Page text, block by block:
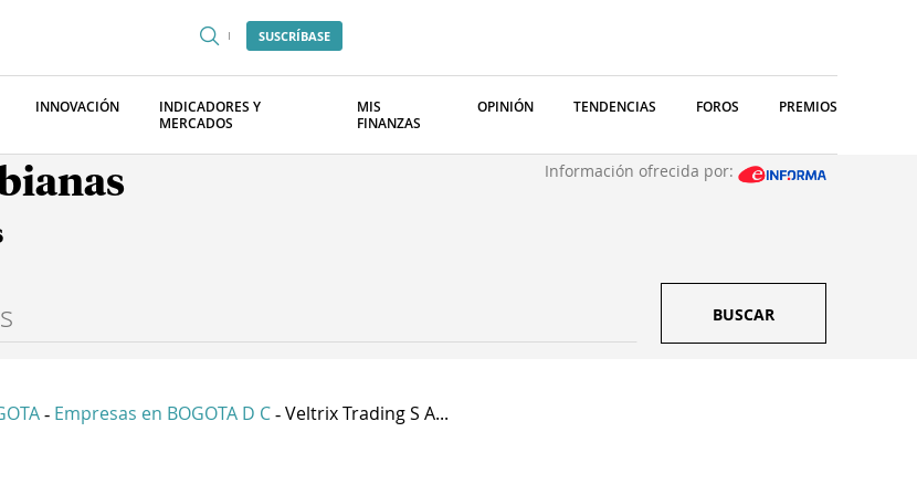
SUSCRÍBASE
INNOVACIÓN
INDICADORES Y
MERCADOS
MIS
FINANZAS
OPINIÓN TENDENCIAS FOROS PREMIOS
Información ofrecida por:
BUSCAR
- Empresas en BOGOTA D C - Veltrix Trading S A...